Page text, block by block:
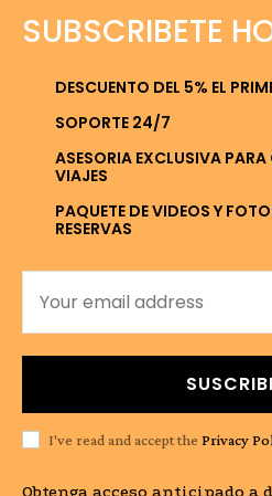
SUBSCRIBETE
DESCUENTO DEL 5% EL
SOPORTE 24/7
ASESORIA EXCLUSIVA PARA
VIAJES
PAQUETE DE VIDEOS Y
RESERVAS
I've read and accept the Privacy
Obtenga acceso anticipado a